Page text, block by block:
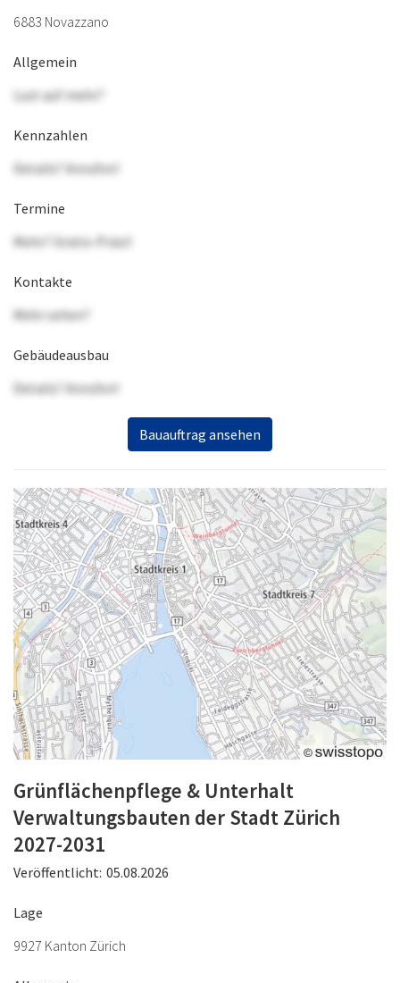
6883 Novazzano
Allgemein
Lust auf mehr?
Kennzahlen
Details? Anrufen!
Termine
Mehr? Gratis-Präsi!
Kontakte
Mehr sehen?
Gebäudeausbau
Details? Anrufen!
Bauauftrag ansehen
Grünflächenpflege & Unterhalt
Verwaltungsbauten der Stadt Zürich
2027-2031
Veröffentlicht: 05.08.2026
Lage
9927 Kanton Zürich